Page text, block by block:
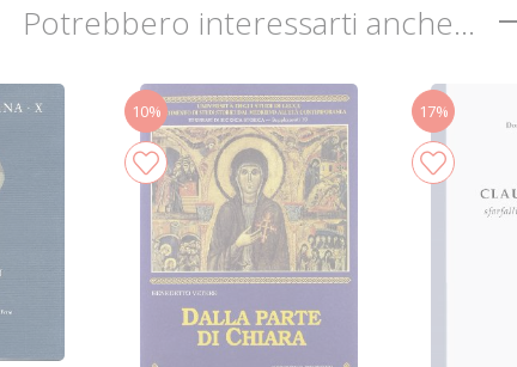
Potrebbero interessarti anche...
10% 17%